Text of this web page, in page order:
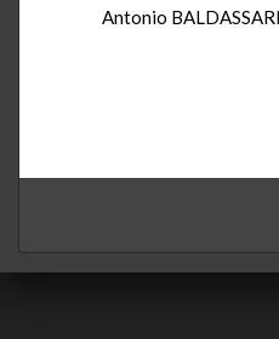
Antonio